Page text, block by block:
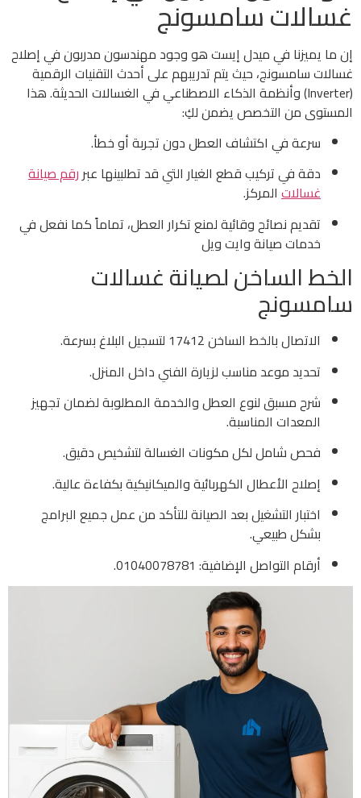
غسالات سامسونج
إن ما يميزنا في ميدل إيست هو وجود مهندسون مدربون في إصلاح
غسالات سامسونج، حيث يتم تدريبهم على أحدث التقنيات الرقمية
(Inverter) وأنظمة الذكاء الاصطناعي في الغسالات الحديثة. هذا
المستوى من التخصص يضمن لكِ:
سرعة في اكتشاف العطل دون تجربة أو خطأ.
دقة في تركيب قطع الغيار التي قد تطلبينها عبررقم صيانة
غسالات المركز.
تقديم نصائح وقائية لمنع تكرار العطل، تماماً كما نفعل في
خدمات صيانة وايت ويل
الخط الساخن لصيانة غسالات
سامسونج
الاتصال بالخط الساخن 17412 لتسجيل البلاغ بسرعة.
تحديد موعد مناسب لزيارة الفني داخل المنزل.
شرح مسبق لنوع العطل والخدمة المطلوبة لضمان تجهيز
المعدات المناسبة.
فحص شامل لكل مكونات الغسالة لتشخيص دقيق.
إصلاح الأعطال الكهربائية والميكانيكية بكفاءة عالية.
اختبار التشغيل بعد الصيانة للتأكد من عمل جميع البرامج
بشكل طبيعي.
أرقام التواصل الإضافية: 01040078781.